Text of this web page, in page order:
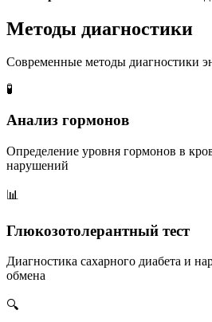
Методы диагностики
Современные методы диагностики
🧪
Анализ гормонов
Определение уровня гормонов в
нарушений
📊
Глюкозотолерантный тест
Диагностика сахарного диабета и
обмена
🔍